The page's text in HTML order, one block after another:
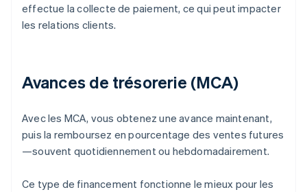
effectue la collecte de paiement, ce qui peut impacter
les relations clients.
Avances de trésorerie (MCA)
Avec les MCA, vous obtenez une avance maintenant,
puis la remboursez en pourcentage des ventes futures
—souvent quotidiennement ou hebdomadairement.
Ce type de financement fonctionne le mieux pour les